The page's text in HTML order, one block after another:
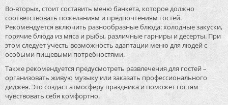
Во-вторых, стоит составить меню банкета, которое должно
соответствовать пожеланиям и предпочтениям гостей.
Рекомендуется включить разнообразные блюда: холодные закуски,
горячие блюда из мяса и рыбы, различные гарниры и десерты. При
этом следует учесть возможность адаптации меню для людей с
особыми пищевыми потребностями.
Также рекомендуется предусмотреть развлечения для гостей –
организовать живую музыку или заказать профессионального
диджея. Это создаст атмосферу праздника и поможет гостям
чувствовать себя комфортно.